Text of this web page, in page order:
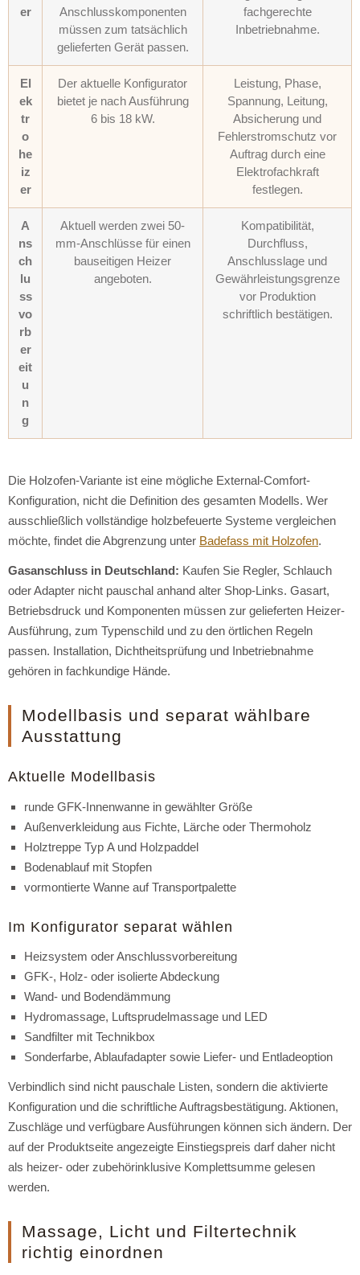
er
Anschlusskomponenten
müssen zum tatsächlich
gelieferten Gerät passen.
fachgerechte
Inbetriebnahme.
El
ek
tr
o
he
iz
er
Der aktuelle Konfigurator
bietet je nach Ausführung
6 bis 18 kW.
Leistung, Phase,
Spannung, Leitung,
Absicherung und
Fehlerstromschutz vor
Auftrag durch eine
Elektrofachkraft
festlegen.
A
ns
ch
lu
ss
vo
rb
er
eit
u
n
g
Aktuell werden zwei 50-
mm-Anschlüsse für einen
bauseitigen Heizer
angeboten.
Kompatibilität,
Durchfluss,
Anschlusslage und
Gewährleistungsgrenze
vor Produktion
schriftlich bestätigen.
Die Holzofen-Variante ist eine mögliche External-Comfort-
Konfiguration, nicht die Definition des gesamten Modells. Wer
ausschließlich vollständige holzbefeuerte Systeme vergleichen
möchte, findet die Abgrenzung unter Badefass mit Holzofen.
Gasanschluss in Deutschland: Kaufen Sie Regler, Schlauch
oder Adapter nicht pauschal anhand alter Shop-Links. Gasart,
Betriebsdruck und Komponenten müssen zur gelieferten Heizer-
Ausführung, zum Typenschild und zu den örtlichen Regeln
passen. Installation, Dichtheitsprüfung und Inbetriebnahme
gehören in fachkundige Hände.
Modellbasis und separat wählbare
Ausstattung
Aktuelle Modellbasis
runde GFK-Innenwanne in gewählter Größe
Außenverkleidung aus Fichte, Lärche oder Thermoholz
Holztreppe Typ A und Holzpaddel
Bodenablauf mit Stopfen
vormontierte Wanne auf Transportpalette
Im Konfigurator separat wählen
Heizsystem oder Anschlussvorbereitung
GFK-, Holz- oder isolierte Abdeckung
Wand- und Bodendämmung
Hydromassage, Luftsprudelmassage und LED
Sandfilter mit Technikbox
Sonderfarbe, Ablaufadapter sowie Liefer- und Entladeoption
Verbindlich sind nicht pauschale Listen, sondern die aktivierte
Konfiguration und die schriftliche Auftragsbestätigung. Aktionen,
Zuschläge und verfügbare Ausführungen können sich ändern. Der
auf der Produktseite angezeigte Einstiegspreis darf daher nicht
als heizer- oder zubehörinklusive Komplettsumme gelesen
werden.
Massage, Licht und Filtertechnik
richtig einordnen